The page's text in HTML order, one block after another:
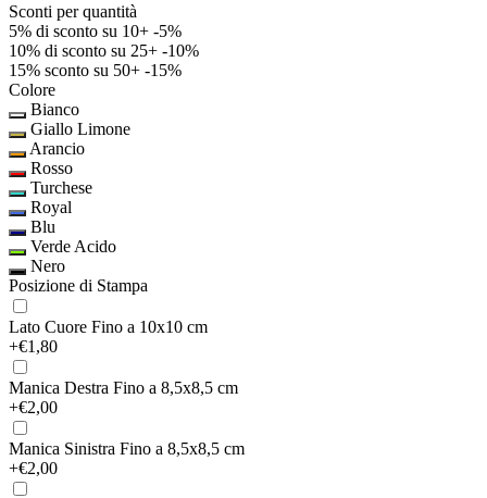
Sconti per quantità
5% di sconto su 10+ -5%
10% di sconto su 25+ -10%
15% sconto su 50+ -15%
Colore
Bianco
Giallo Limone
Arancio
Rosso
Turchese
Royal
Blu
Verde Acido
Nero
Posizione di Stampa
Lato Cuore Fino a 10x10 cm
+€1,80
Manica Destra Fino a 8,5x8,5 cm
+€2,00
Manica Sinistra Fino a 8,5x8,5 cm
+€2,00